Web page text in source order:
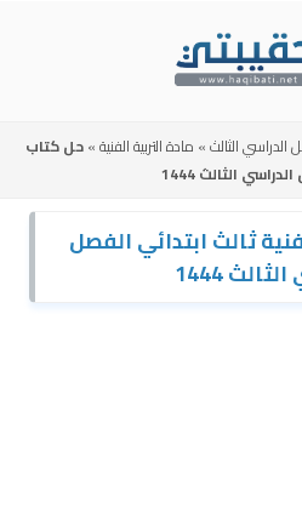
الدراسي الثالث» مادة التربية الفنية»حل كتاب
الثالث 1444
ثالث ابتدائي الفصل
1444